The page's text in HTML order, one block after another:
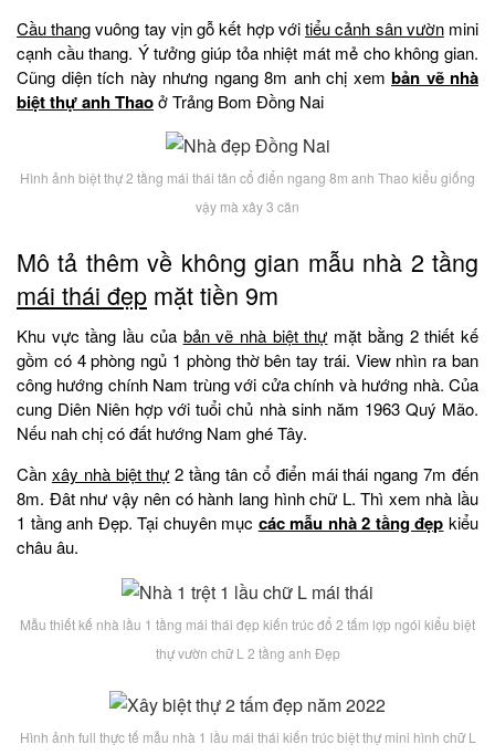
Cầu thangvuông tay vịn gỗ kết hợp vớitiểu cảnh sân vườnmini
cạnh cầu thang. Ý tưởng giúp tỏa nhiệt mát mẻ cho không gian.
Cũng diện tích này nhưng ngang 8m anh chị xem bản vẽ nhà
biệt thự anh Thaoở Trảng Bom Đồng Nai
Hình ảnh biệt thự 2 tầng mái thái tân cổ điển ngang 8m anh Thao kiểu giống
vậy mà xây 3 căn
Mô tả thêm về không gian mẫu nhà 2 tầng
mái thái đẹp mặt tiền 9m
Khu vực tầng lầu của bản vẽ nhà biệt thự mặt bằng 2 thiết kế
gồm có 4 phòng ngủ 1 phòng thờ bên tay trái. View nhìn ra ban
công hướng chính Nam trùng với cửa chính và hướng nhà. Của
cung Diên Niên hợp với tuổi chủ nhà sinh năm 1963 Quý Mão.
Nếu nah chị có đất hướng Nam ghé Tây.
Cần xây nhà biệt thự 2 tầng tân cổ điển mái thái ngang 7m đến
8m. Đât như vậy nên có hành lang hình chữ L. Thì xem nhà lầu
1 tầng anh Đẹp. Tại chuyên mục các mẫu nhà 2 tầng đẹp kiểu
châu âu.
Mẫu thiết kế nhà lầu 1 tầng mái thái đẹp kiến trúc đổ 2 tấm lợp ngói kiểu biệt
thự vườn chữ L 2 tầng anh Đẹp
Hình ảnh full thực tế mẫu nhà 1 lầu mái thái kiến trúc biệt thự mini hình chữ L